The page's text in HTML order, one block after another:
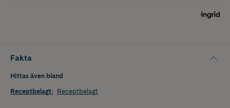
Fakta
Hittas även bland
Receptbelagt: Receptbelagt